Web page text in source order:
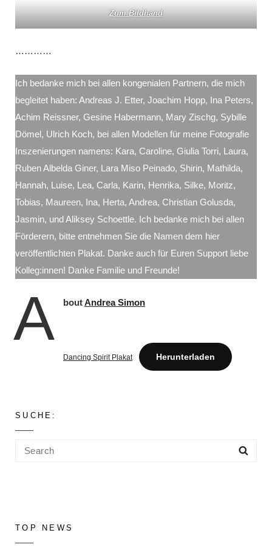
Zum Bildband
…………
Ich bedanke mich bei allen kongenialen Partnern, die mich
begleitet haben: Andreas J. Etter, Joachim Hopp, Ina Peters,
Achim Reissner, Gesine Habermann, Mary Zischg, Sybille
Dömel, Ulrich Koch, bei allen Modellen für meine Fotografie
Inszenierungen namens: Kara, Caroline, Giulia Torri, Laura,
Ruben Albelda Giner, Lara Miso Peinado, Shirin, Mathilda,
Hannah, Luise, Lea, Carla, Karin, Henrika, Silke, Moritz,
Tobias, Maureen, Ina, Herta, Andrea, Christian Golusda,
Jasmin, und Aliksey Schoettle. Ich bedanke mich bei allen
Förderern, bitte entnehmen Sie die Namen dem hier
veröffentlichten Plakat. Danke auch für Euren Support liebe
Kolleg:innen! Danke Familie und Freunde!
A boutAndrea Simon
Dancing Spirit Plakat Herunterladen
SUCHE:
Search
TOP NEWS